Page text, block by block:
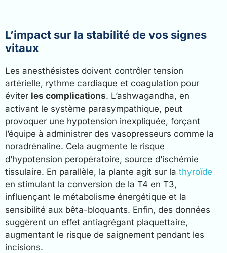
L’impact sur la stabilité de vos signes
vitaux
Les anesthésistes doivent contrôler tension
artérielle, rythme cardiaque et coagulation pour
éviter les complications. L’ashwagandha, en
activant le système parasympathique, peut
provoquer une hypotension inexpliquée, forçant
l’équipe à administrer des vasopresseurs comme la
noradrénaline. Cela augmente le risque
d’hypotension peropératoire, source d’ischémie
tissulaire. En parallèle, la plante agit sur la thyroïde
en stimulant la conversion de la T4 en T3,
influençant le métabolisme énergétique et la
sensibilité aux bêta-bloquants. Enfin, des données
suggèrent un effet antiagrégant plaquettaire,
augmentant le risque de saignement pendant les
incisions.